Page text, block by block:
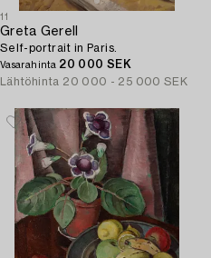
11
Greta Gerell
Self-portrait in Paris.
Vasarahinta 20 000 SEK
Lähtöhinta 20 000 - 25 000 SEK